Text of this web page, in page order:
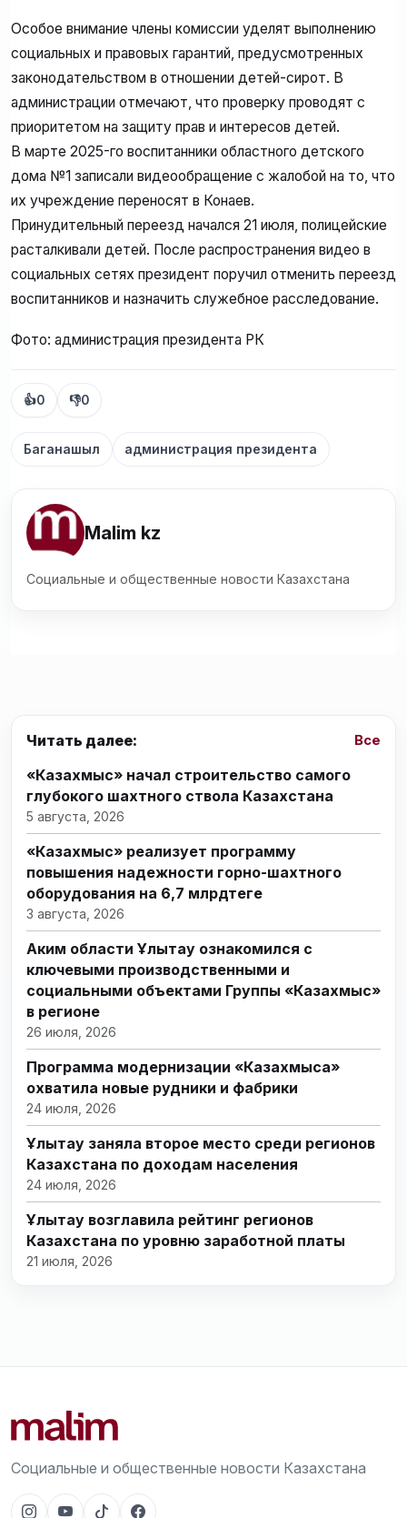
Особое внимание члены комиссии уделят выполнению
социальных и правовых гарантий, предусмотренных
законодательством в отношении детей-сирот. В
администрации отмечают, что проверку проводят с
приоритетом на защиту прав и интересов детей.
В марте 2025-го воспитанники областного детского
дома №1 записали видеообращение с жалобой на то, что
их учреждение переносят в Конаев.
Принудительный переезд начался 21 июля, полицейские
расталкивали детей. После распространения видео в
социальных сетях президент поручил отменить переезд
воспитанников и назначить служебное расследование.
Фото: администрация президента РК
👍0 👎0
Баганашыл администрация президента
Malim kz
Социальные и общественные новости Казахстана
Читать далее: Все
«Казахмыс» начал строительство самого
глубокого шахтного ствола Казахстана
5 августа, 2026
«Казахмыс» реализует программу
повышения надежности горно-шахтного
оборудования на 6,7 млрдтеңге
3 августа, 2026
Аким области Ұлытау ознакомился с
ключевыми производственными и
социальными объектами Группы «Казахмыс»
в регионе
26 июля, 2026
Программа модернизации «Казахмыса»
охватила новые рудники и фабрики
24 июля, 2026
Ұлытау заняла второе место среди регионов
Казахстана по доходам населения
24 июля, 2026
Ұлытау возглавила рейтинг регионов
Казахстана по уровню заработной платы
21 июля, 2026
Социальные и общественные новости Казахстана